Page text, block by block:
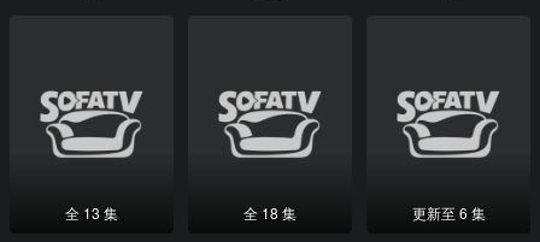
全 13 集 全 18 集 更新至 6 集